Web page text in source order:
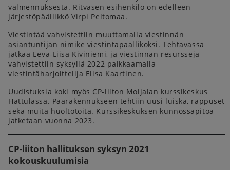
valmennuksesta. Ritvasen esihenkilö on edelleen
järjestöpäällikkö Virpi Peltomaa.
Viestintää vahvistettiin muuttamalla viestinnän
asiantuntijan nimike viestintäpäälliköksi. Tehtävässä
jatkaa Eeva-Liisa Kiviniemi, ja viestinnän resursseja
vahvistettiin syksyllä 2022 palkkaamalla
viestintäharjoittelija Elisa Kaartinen.
Uudistuksia koki myös CP-liiton Moijalan kurssikeskus
Hattulassa. Päärakennukseen tehtiin uusi luiska, rappuset
sekä muita huoltotöitä. Kurssikeskuksen kunnossapitoa
jatketaan vuonna 2023.
CP-liiton hallituksen syksyn 2021
kokouskuulumisia